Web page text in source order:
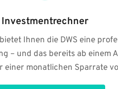
Investmentrechner
Ihnen die DWS eine
– und das bereits ab einem
einer monatlichen Sparrate